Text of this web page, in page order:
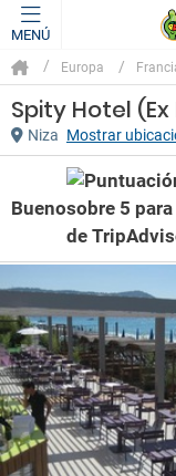
MENÚ
Europa
Spity Hotel
Niza Mostrar
Bueno